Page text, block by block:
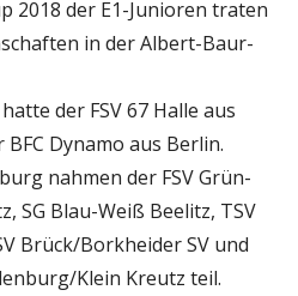
2018 der E1-Junioren traten
in der Albert-Baur-
der FSV 67 Halle aus
Dynamo aus Berlin.
nahmen der FSV Grün-
SG Blau-Weiß Beelitz, TSV
Brück/Borkheider SV und
Klein Kreutz teil.